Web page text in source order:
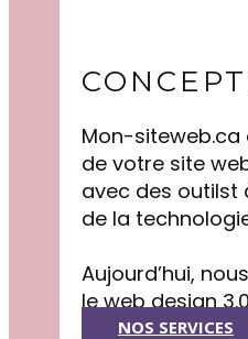
Mon-
de votre site
avec des outilst
de la
Aujourd’hui,
le web design
NOS SERVICES